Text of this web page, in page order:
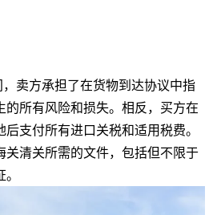
，卖方承担了在货物到达协议中指
的所有风险和损失。相反，买方在
支付所有进口关税和适用税费。
关清关所需的文件，包括但不限于